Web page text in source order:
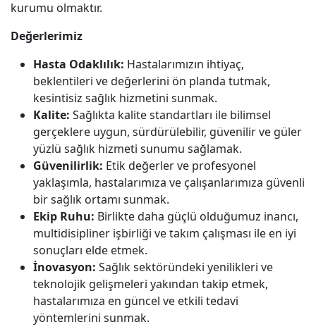
kurumu olmaktır.
Değerlerimiz
Hasta Odaklılık: Hastalarımızın ihtiyaç,
beklentileri ve değerlerini ön planda tutmak,
kesintisiz sağlık hizmetini sunmak.
Kalite: Sağlıkta kalite standartları ile bilimsel
gerçeklere uygun, sürdürülebilir, güvenilir ve güler
yüzlü sağlık hizmeti sunumu sağlamak.
Güvenilirlik: Etik değerler ve profesyonel
yaklaşımla, hastalarımıza ve çalışanlarımıza güvenli
bir sağlık ortamı sunmak.
Ekip Ruhu: Birlikte daha güçlü olduğumuz inancı,
multidisipliner işbirliği ve takım çalışması ile en iyi
sonuçları elde etmek.
İnovasyon: Sağlık sektöründeki yenilikleri ve
teknolojik gelişmeleri yakından takip etmek,
hastalarımıza en güncel ve etkili tedavi
yöntemlerini sunmak.